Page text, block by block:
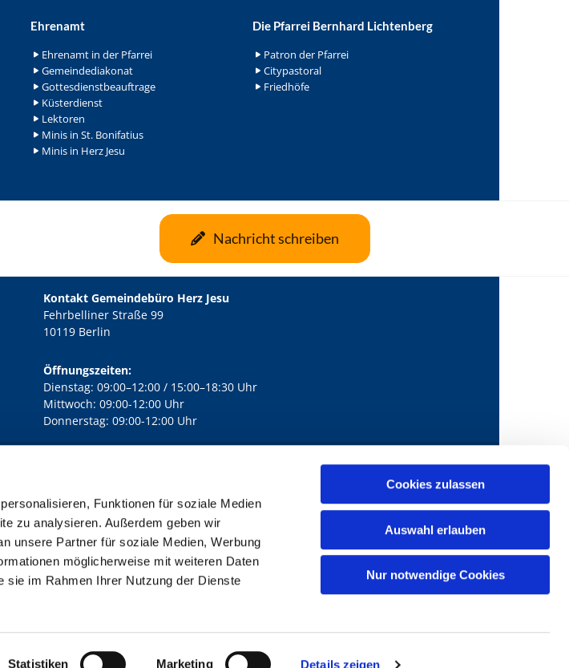
Funktionen für soziale Medien
zu analysieren. Außerdem geben wir
unsere Partner für soziale Medien, Werbung
möglicherweise mit weiteren Daten
sie im Rahmen Ihrer Nutzung der Dienste
Statistiken Marketing Details zeigen
Cookies zulassen
Auswahl erlauben
Nur notwendige Cookies
Ehrenamt
Ehrenamt in der Pfarrei
Gemeindediakonat
Gottesdienstbeauftrage
Küsterdienst
Lektoren
Minis in St. Bonifatius
Minis in Herz Jesu
Die Pfarrei Bernhard Lichtenberg
Patron der Pfarrei
Citypastoral
Friedhöfe
Nachricht schreiben
Kontakt Gemeindebüro Herz Jesu
Fehrbelliner Straße 99
10119 Berlin
Öffnungszeiten:
Dienstag: 09:00–12:00 / 15:00–18:30 Uhr
Mittwoch: 09:00-12:00 Uhr
Donnerstag: 09:00-12:00 Uhr
88C, 10965 Berlin mail@bernhard-lichtenberg.berlin
Impressum